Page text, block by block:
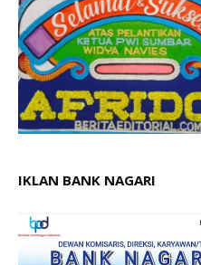
IKLAN BANK NAGARI